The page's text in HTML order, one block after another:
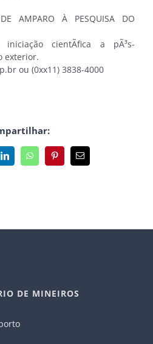
AMPARO À PESQUISA DO
iniciação cientÃ­fica a pÃ³s-
exterior.
ou (0xx11) 3838-4000
LinkedInWhatsAppPinterest
E-
mail
DE MINEIROS